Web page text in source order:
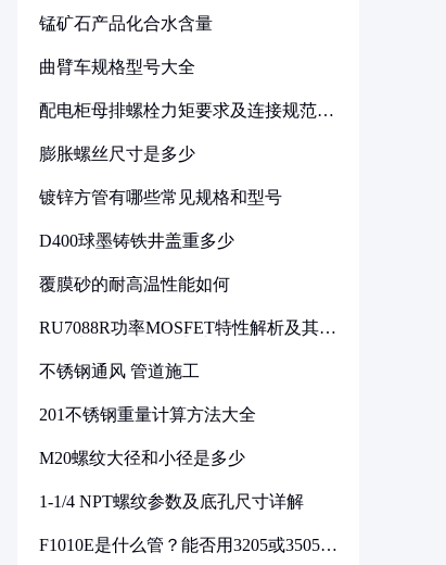
锰矿石产品化合水含量
曲臂车规格型号大全
配电柜母排螺栓力矩要求及连接规范详
膨胀螺丝尺寸是多少
镀锌方管有哪些常见规格和型号
D400球墨铸铁井盖重多少
覆膜砂的耐高温性能如何
RU7088R功率MOSFET特性解析及其在
不锈钢通风 管道施工
201不锈钢重量计算方法大全
M20螺纹大径和小径是多少
1-1/4 NPT螺纹参数及底孔尺寸详解
F1010E是什么管？能否用3205或3505代